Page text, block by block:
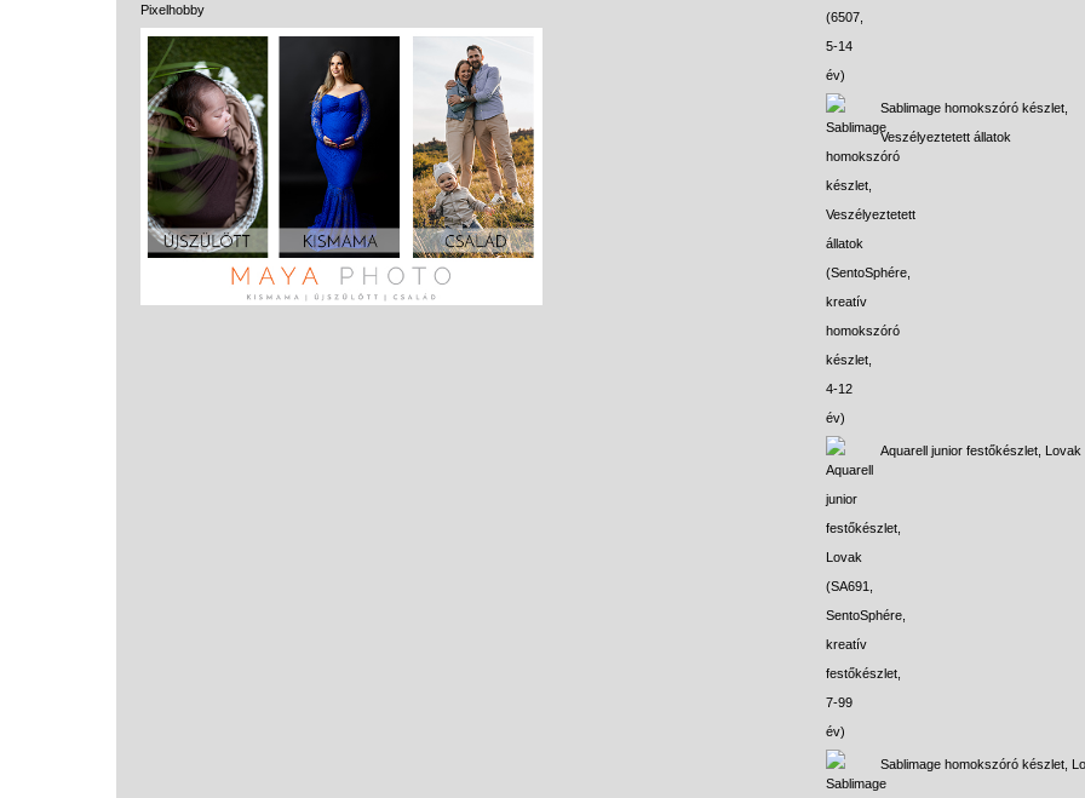
Pixelhobby
Sablimage homokszóró készlet,
Veszélyeztetett állatok
Aquarell junior festőkészlet, Lovak
Sablimage homokszóró készlet,